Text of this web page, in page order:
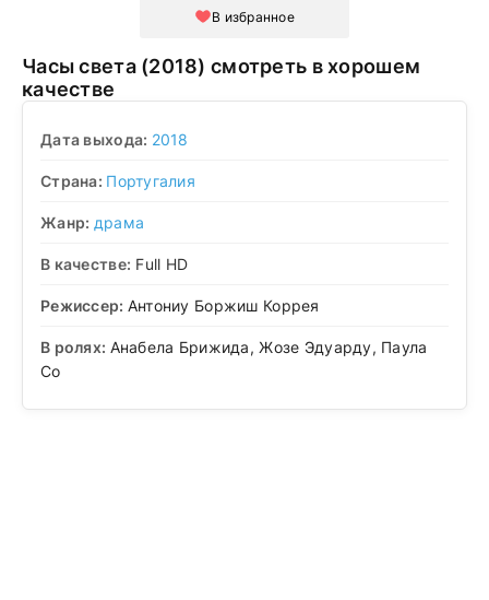
В избранное
Часы света (2018) смотреть в хорошем
качестве
Дата выхода: 2018
Страна: Португалия
Жанр: драма
В качестве: Full HD
Режиссер: Антониу Боржиш Коррея
В ролях: Анабела Брижида, Жозе Эдуарду, Паула
Со